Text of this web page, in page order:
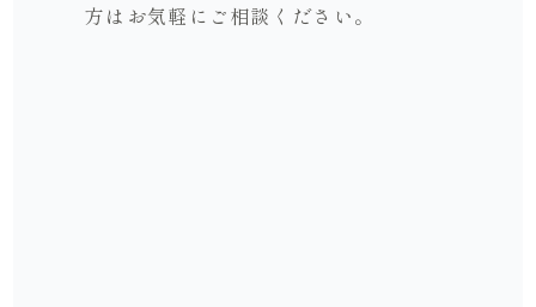
方はお気軽にご相談ください。